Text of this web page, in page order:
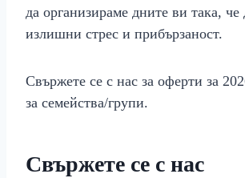
да организираме дните ви така, че
излишни стрес и прибързаност.
Свържете се с нас за оферти за
за семейства/групи.
Свържете се с нас